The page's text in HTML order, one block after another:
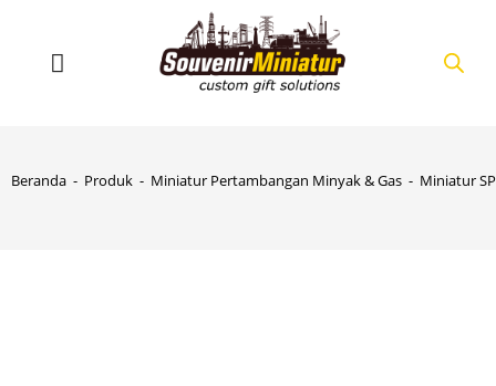
Beranda - Produk - Miniatur Pertambangan Minyak & Gas - Miniatur